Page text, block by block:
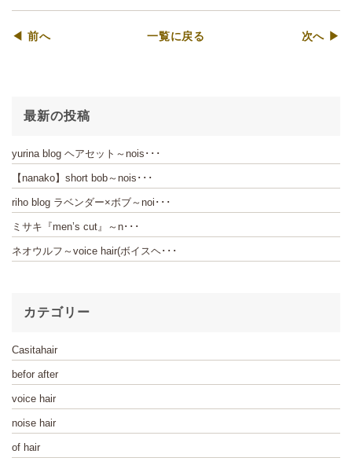
◀ 前へ 一覧に戻る 次へ ▶
最新の投稿
yurina blog ヘアセット～nois･･･
【nanako】short bob～nois･･･
riho blog ラベンダー×ボブ～noi･･･
ミサキ『men’s cut』～n･･･
ネオウルフ～voice hair(ボイスヘ･･･
カテゴリー
Casitahair
befor after
voice hair
noise hair
of hair